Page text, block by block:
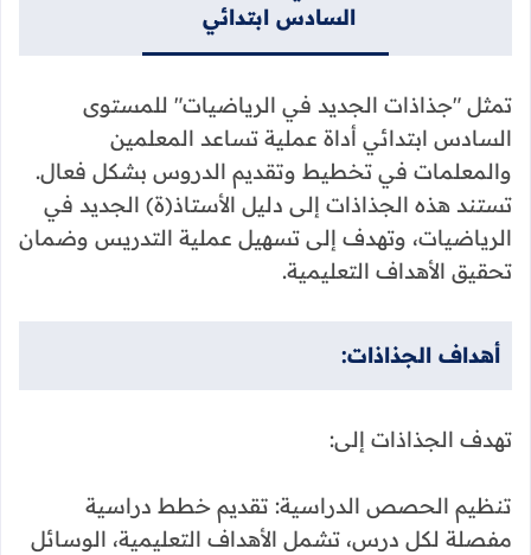
السادس ابتدائي
تمثل "جذاذات الجديد في الرياضيات" للمستوى
السادس ابتدائي أداة عملية تساعد المعلمين
والمعلمات في تخطيط وتقديم الدروس بشكل فعال.
تستند هذه الجذاذات إلى دليل الأستاذ(ة) الجديد في
الرياضيات، وتهدف إلى تسهيل عملية التدريس وضمان
تحقيق الأهداف التعليمية.
أهداف الجذاذات:
تهدف الجذاذات إلى:
تنظيم الحصص الدراسية: تقديم خطط دراسية
مفصلة لكل درس، تشمل الأهداف التعليمية، الوسائل